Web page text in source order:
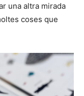
una altra mirada
coses que